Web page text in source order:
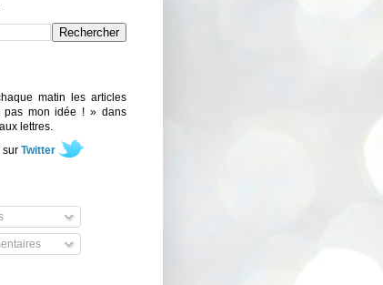
matin les articles
pas mon idée ! » dans
lettres.
sur Twitter